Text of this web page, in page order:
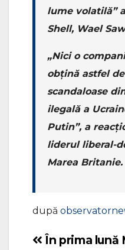
lume volatilă”
Shell, Wael
„Nici o
obțină astfel
scandaloase
ilegală a
Putin”, a
liderul liberal-
Marea Britanie.
după
Navigare
În prima lună